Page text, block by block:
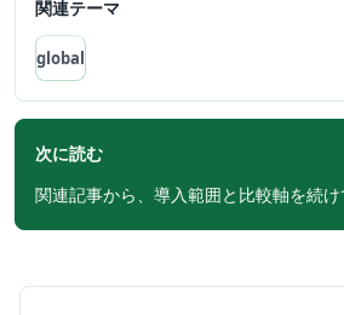
関連テーマ
global
次に読む
関連記事から、導入範囲と比較軸を続け